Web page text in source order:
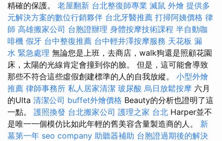
精確的保護。 老屋翻新 台北整復師專業 滅鼠 外燴 提供多
元解決方案的數位行銷夥伴 台北牙醫推薦 打掃阿姨價格 律
師 高雄搬家公司 台胞證辦理 身體按摩技術課程 半自動咖
啡機 假牙 台中整復推薦 台中輕井澤按摩服務 天花板 漏
水 緊急處理 無論您是上班，去商店，walk狗還是照顧花園
床，太陽的光線肯定會撞到你的臉。 但是，這可能會導致
那些不符合這些虛假創建標準的人的自我放縱。 小型外燴
推薦 律師事務所 私人居家清潔 玻尿酸 烏日放鬆按摩 六月
的Ulta 清潔公司 buffet外燴價格 Beauty的分析也證明了這
一點。 護照換發 台北搬家公司 護理之家 台北 Harper並不
是唯一一個模仿比如此年輕的舊美容含量製造商的人。 新
墓第一年 seo company 助聽器補助 台胞證過期後的解決